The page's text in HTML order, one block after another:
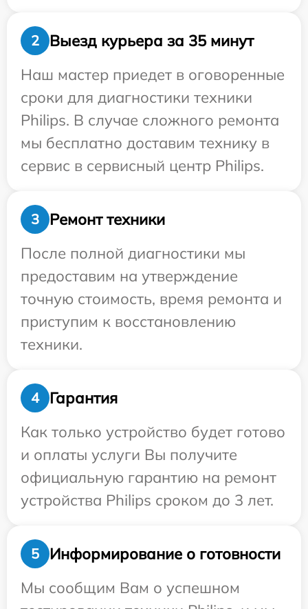
2
Выезд курьера за 35 минут
Наш мастер приедет в оговоренные
сроки для диагностики техники
Philips. В случае сложного ремонта
мы бесплатно доставим технику в
сервис в сервисный центр Philips.
3
Ремонт техники
После полной диагностики мы
предоставим на утверждение
точную стоимость, время ремонта и
приступим к восстановлению
техники.
4
Гарантия
Как только устройство будет готово
и оплаты услуги Вы получите
официальную гарантию на ремонт
устройства Philips сроком до 3 лет.
5
Информирование о готовности
Мы сообщим Вам о успешном